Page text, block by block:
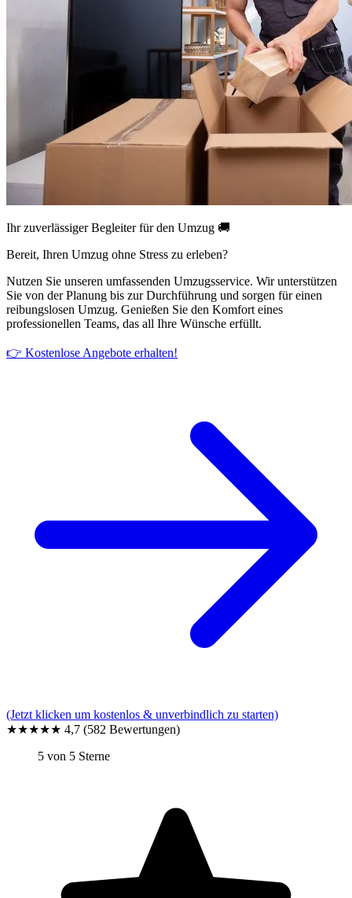
Ihr zuverlässiger Begleiter für den Umzug 🚚
Bereit, Ihren Umzug ohne Stress zu erleben?
Nutzen Sie unseren umfassenden Umzugsservice. Wir unterstützen
Sie von der Planung bis zur Durchführung und sorgen für einen
reibungslosen Umzug. Genießen Sie den Komfort eines
professionellen Teams, das all Ihre Wünsche erfüllt.
👉 Kostenlose Angebote erhalten!
(Jetzt klicken um kostenlos & unverbindlich zu starten)
★★★★★ 4,7 (582 Bewertungen)
5 von 5 Sterne